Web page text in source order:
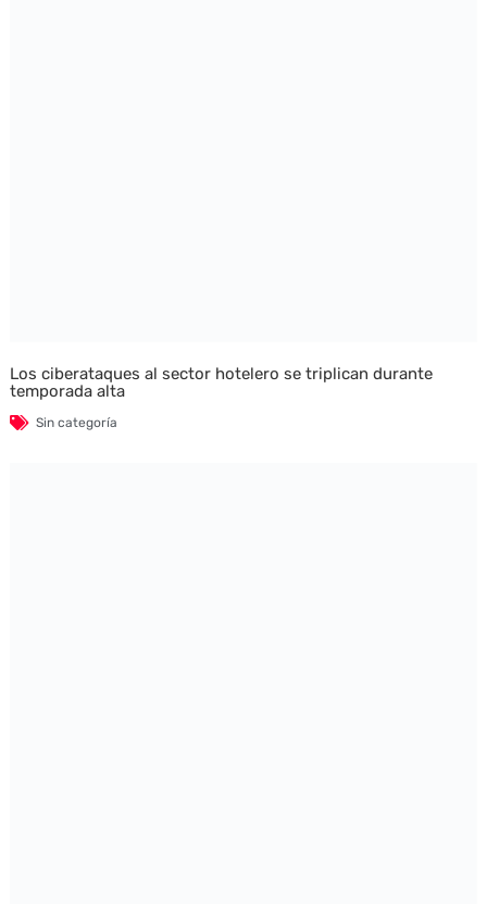
Los ciberataques al sector hotelero se triplican durante
temporada alta
Sin categoría